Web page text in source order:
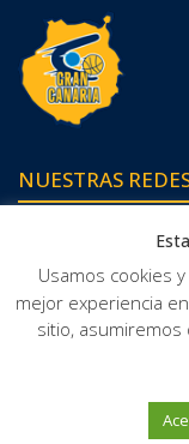
NUESTRAS
Política de privacidad
Usamos cookies
mejor experiencia
sitio,